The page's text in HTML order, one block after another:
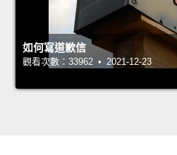
如何寫道歉信
觀看次數：33962 • 2021-12-23